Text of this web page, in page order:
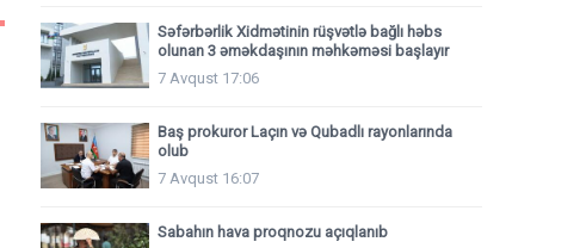
Səfərbərlik Xidmətinin rüşvətlə bağlı həbs
olunan 3 əməkdaşının məhkəməsi başlayır
7 Avqust 17:06
Baş prokuror Laçın və Qubadlı rayonlarında
olub
7 Avqust 16:07
Sabahın hava proqnozu açıqlanıb